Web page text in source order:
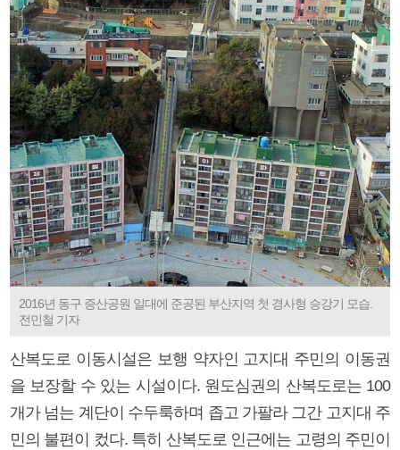
2016년 동구 증산공원 일대에 준공된 부산지역 첫 경사형 승강기 모습.
전민철 기자
산복도로 이동시설은 보행 약자인 고지대 주민의 이동권
을 보장할 수 있는 시설이다. 원도심권의 산복도로는 100
개가 넘는 계단이 수두룩하며 좁고 가팔라 그간 고지대 주
민의 불편이 컸다. 특히 산복도로 인근에는 고령의 주민이